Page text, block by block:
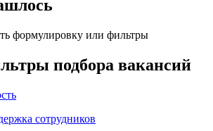
формулировку или фильтры
подбора вакансий
сотрудников